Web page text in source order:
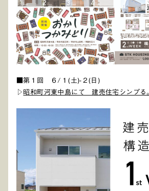
■第１回 ６/１(土)-２(日)
▷ 昭和町河東中島にて 建売住宅シンプる